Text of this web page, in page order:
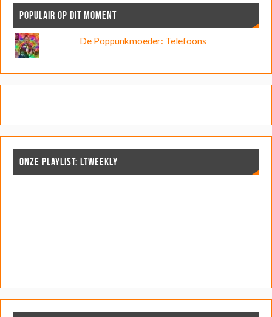
POPULAIR OP DIT MOMENT
De Poppunkmoeder: Telefoons
ONZE PLAYLIST: LTWEEKLY